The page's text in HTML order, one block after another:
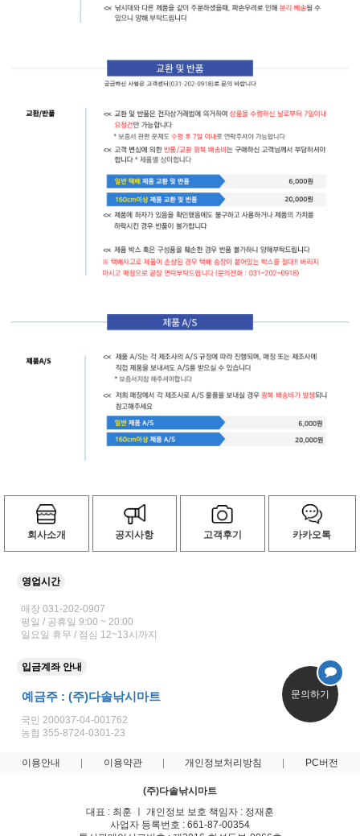
회사소개 공지사항 고객후기 카카오톡
영업시간
매장 031-202-0907
평일 / 공휴일 9:00 ~ 20:00
일요일 휴무 / 점심 12~13시까지
입금계좌 안내
예금주 : (주)다솔낚시마트
국민 200037-04-001762
농협 355-8724-0301-23
문의하기
이용안내 이용약관 개인정보처리방침 PC버전
(주)다솔낚시마트
대표 : 최훈 ㅣ 개인정보 보호 책임자 : 정재훈
사업자 등록번호 : 661-87-00354